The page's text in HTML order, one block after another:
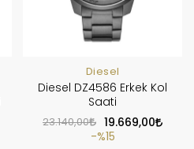
Diesel
Diesel DZ4586 Erkek Kol
Saati
23.140,00
19.669,00
%15